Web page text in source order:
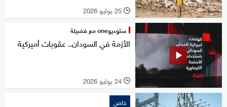
l 25 يوليو 2026
ستوديوone مع فضيلة
الأزمة في السودان.. عقوبات أميركية
l 24 يوليو 2026
خاص